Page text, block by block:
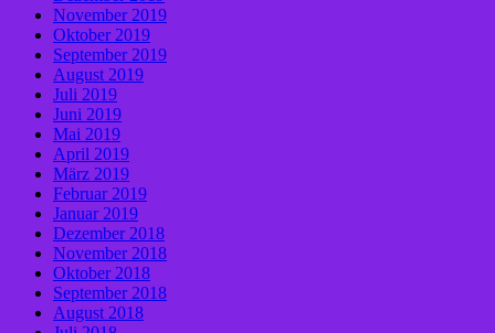
November 2019
Oktober 2019
September 2019
August 2019
Juli 2019
Juni 2019
Mai 2019
April 2019
März 2019
Februar 2019
Januar 2019
Dezember 2018
November 2018
Oktober 2018
September 2018
August 2018